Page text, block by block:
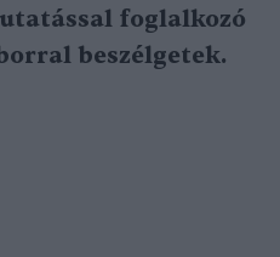
foglalkozó
beszélgetek.